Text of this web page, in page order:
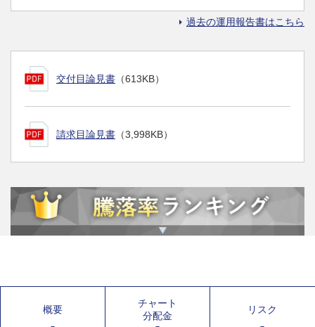
過去の運用報告書はこちら
交付目論見書 （613KB）
請求目論見書 （3,998KB）
概要
チャート
分配金
リスク